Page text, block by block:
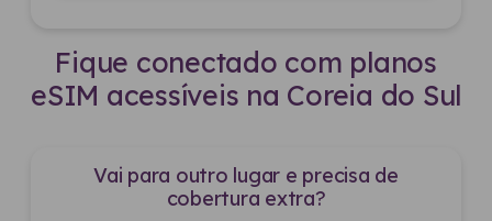
Fique conectado com planos
eSIM acessíveis na Coreia do Sul
Vai para outro lugar e precisa de
cobertura extra?